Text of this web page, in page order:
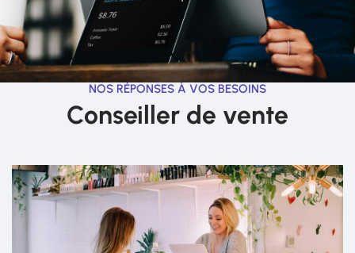
NOS RÉPONSES À VOS BESOINS
Conseiller de vente